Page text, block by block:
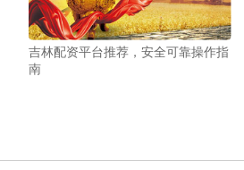
吉林配资平台推荐，安全可靠操作指
南